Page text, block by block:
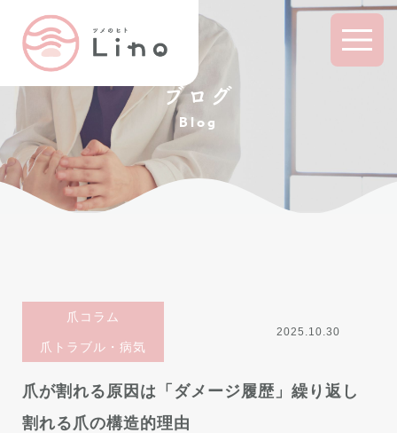
ブログ
Blog
爪コラム
爪トラブル・病気
2025.10.30
爪が割れる原因は「ダメージ履歴」繰り返し
割れる爪の構造的理由